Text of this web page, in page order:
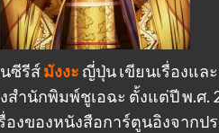
นซีรีส์มังงะ ญี่ปุ่น เขียนเรื่องแล
ำนักพิมพ์ชูเอฉะ ตั้งแต่ปี พ.ศ.
องของหนังสือการ์ตูนอิงจาก